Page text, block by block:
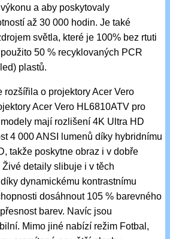
a aby poskytovaly
až 30 000 hodin. Je také
světla, které je 100% bez rtuti
50 % recyklovaných PCR
plastů.
rozšířila o projektory Acer Vero
Acer Vero HL6810ATV pro
mají rozlišení 4K Ultra HD
4 000 ANSI lumenů díky hybridnímu
takže poskytne obraz i v dobře
detaily slibuje i v těch
dynamickému kontrastnímu
dosáhnout 105 % barevného
barev. Navíc jsou
Mimo jiné nabízí režim Fotbal,